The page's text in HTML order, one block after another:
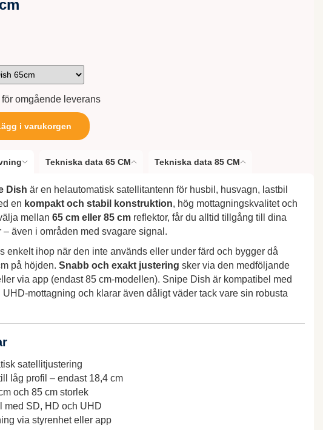
omgående leverans
i varukorgen
Tekniska data 65 CM Tekniska data 85 CM
Dish är en helautomatisk satellitantenn för husbil, husvagn, lastbil
en kompakt och stabil konstruktion, hög mottagningskvalitet och
mellan 65 cm eller 85 cmreflektor, får du alltid tillgång till dina
– även i områden med svagare signal.
enkelt ihop när den inte används eller under färd och bygger då
på höjden. Snabb och exakt justering sker via den medföljande
via app (endast 85 cm-modellen). Snipe Dish är kompatibel med
UHD-mottagning och klarar även dåligt väder tack vare sin robusta
satellitjustering
låg profil – endast 18,4 cm
och 85 cm storlek
med SD, HD och UHD
via styrenhet eller app